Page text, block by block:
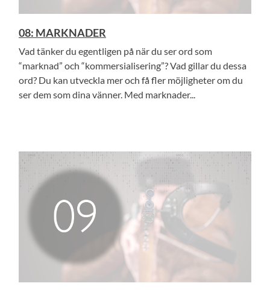
08: MARKNADER
Vad tänker du egentligen på när du ser ord som
“marknad” och “kommersialisering”? Vad gillar du dessa
ord? Du kan utveckla mer och få fler möjligheter om du
ser dem som dina vänner. Med marknader...